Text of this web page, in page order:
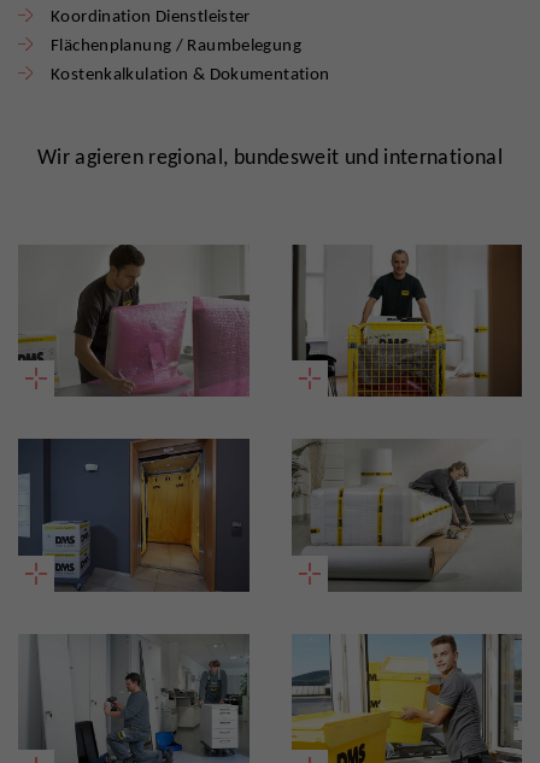
Koordination Dienstleister
Flächenplanung / Raumbelegung
Kostenkalkulation & Dokumentation
Wir agieren regional, bundesweit und international